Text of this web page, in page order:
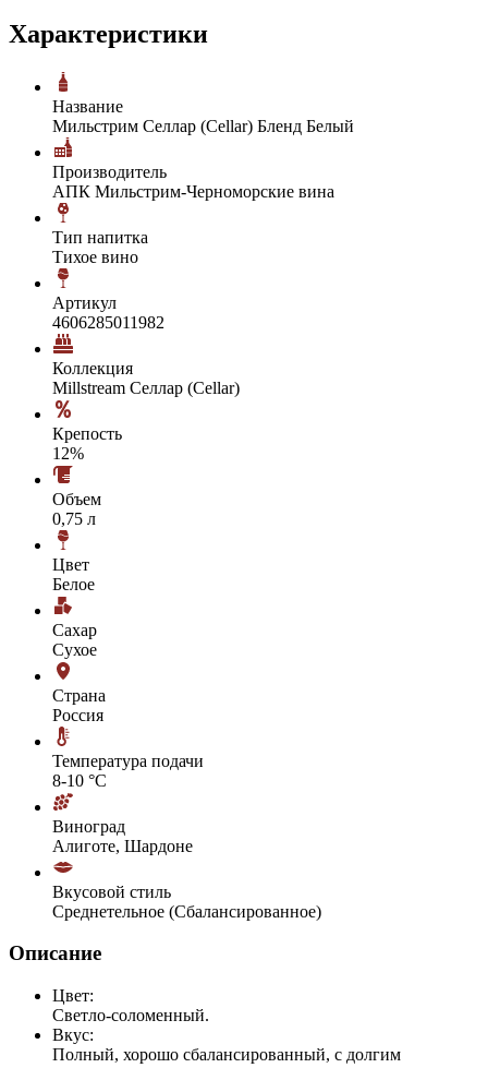
Характеристики
Название
Мильстрим Селлар (Cellar) Бленд Белый
Производитель
АПК Мильстрим-Черноморские вина
Тип напитка
Тихое вино
Артикул
4606285011982
Коллекция
Millstream Селлар (Cellar)
Крепость
12%
Объем
0,75 л
Цвет
Белое
Сахар
Сухое
Страна
Россия
Температура подачи
8-10 °С
Виноград
Алиготе, Шардоне
Вкусовой стиль
Среднетельное (Сбалансированное)
Описание
Цвет:
Светло-соломенный.
Вкус:
Полный, хорошо сбалансированный, с долгим